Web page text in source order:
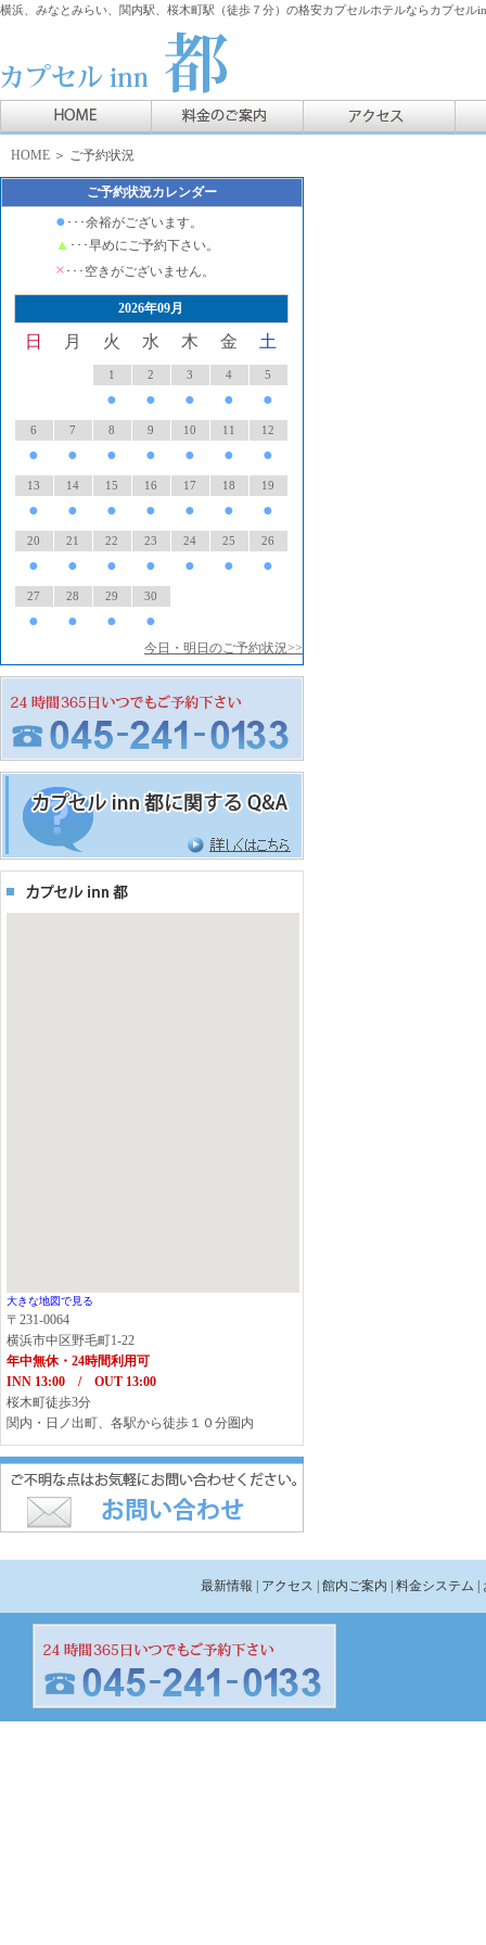
横浜、みなとみらい、関内駅、桜木町駅（徒歩７分）の格安カプセルホテルならカプセル
HOME ＞ ご予約状況
ご予約状況カレンダー
● ･･･余裕がございます。
▲ ･･･早めにご予約下さい。
× ･･･空きがございません。
2026年09月
日 月 火 水 木 金 土
1
●
2
●
3
●
4
●
5
●
6
●
7
●
8
●
9
●
10
●
11
●
12
●
13
●
14
●
15
●
16
●
17
●
18
●
19
●
20
●
21
●
22
●
23
●
24
●
25
●
26
●
27
●
28
●
29
●
30
●
今日・明日のご予約状況>>
大きな地図で見る
〒231-0064
横浜市中区野毛町1-22
年中無休・24時間利用可
INN 13:00 / OUT 13:00
桜木町徒歩3分
関内・日ノ出町、各駅から徒歩１０分圏内
最新情報 | アクセス | 館内ご案内 | 料金システム